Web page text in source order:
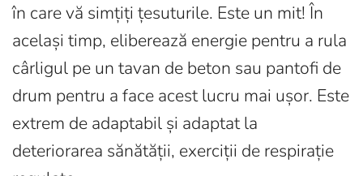
în care vă simțiți țesuturile. Este un mit! În
același timp, eliberează energie pentru a rula
cârligul pe un tavan de beton sau pantofi de
drum pentru a face acest lucru mai ușor. Este
extrem de adaptabil și adaptat la
deteriorarea sănătății, exerciții de respirație